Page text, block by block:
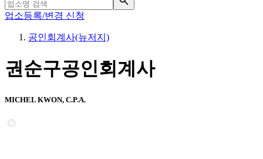
업소등록/변경 신청
공인회계사(뉴저지)
권순구공인회계사
MICHEL KWON, C.P.A.